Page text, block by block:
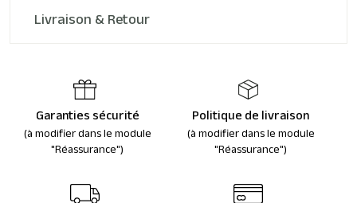
Livraison & Retour
Garanties sécurité
(à modifier dans le module
"Réassurance")
Politique de livraison
(à modifier dans le module
"Réassurance")